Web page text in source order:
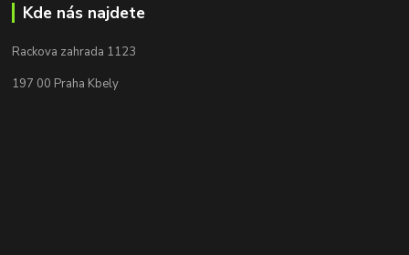
Kde nás najdete
Rackova zahrada 1123
197 00 Praha Kbely